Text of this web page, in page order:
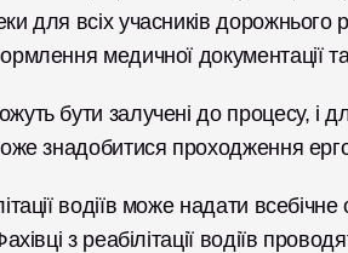
для всіх учасників дорожнього
медичної документації
бути залучені до процесу, і
знадобитися проходження
водіїв може надати
з реабілітації водіїв